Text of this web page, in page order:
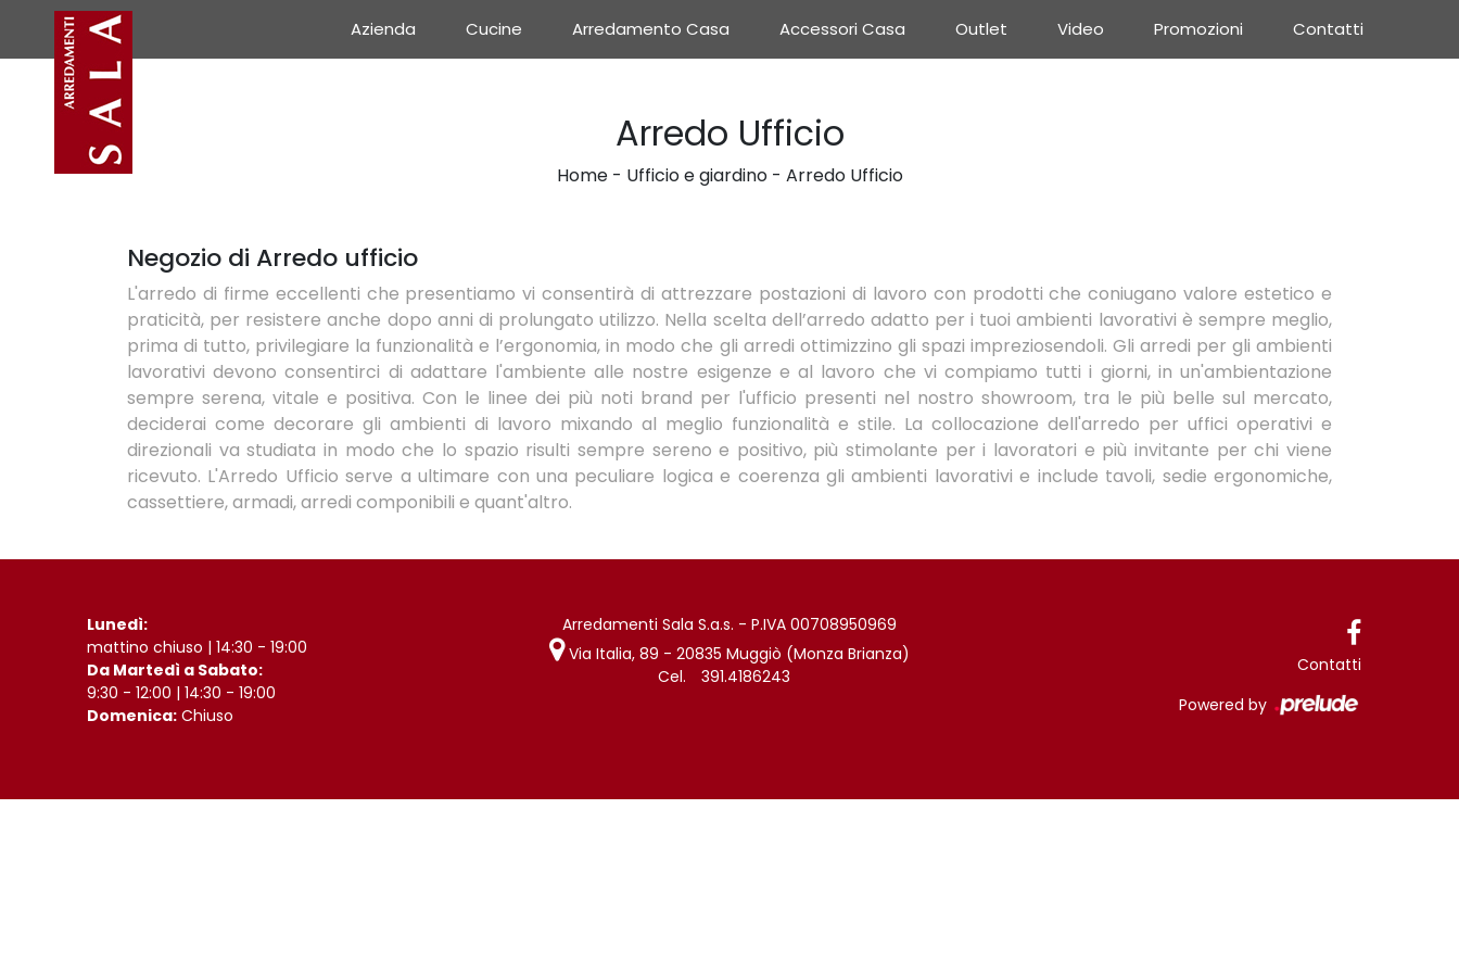
Azienda Cucine Arredamento Casa Accessori Casa Outlet Video Promozioni Contatti
Arredo Ufficio
Home- Ufficio e giardino - Arredo Ufficio
Negozio di Arredo ufficio
L'arredo di firme eccellenti che presentiamo vi consentirà di attrezzare postazioni di lavoro con prodotti che coniugano valore estetico e
praticità, per resistere anche dopo anni di prolungato utilizzo. Nella scelta dell’arredo adatto per i tuoi ambienti lavorativi è sempre meglio,
prima di tutto, privilegiare la funzionalità e l’ergonomia, in modo che gli arredi ottimizzino gli spazi impreziosendoli. Gli arredi per gli ambienti
lavorativi devono consentirci di adattare l'ambiente alle nostre esigenze e al lavoro che vi compiamo tutti i giorni, in un'ambientazione
sempre serena, vitale e positiva. Con le linee dei più noti brand per l'ufficio presenti nel nostro showroom, tra le più belle sul mercato,
deciderai come decorare gli ambienti di lavoro mixando al meglio funzionalità e stile. La collocazione dell'arredo per uffici operativi e
direzionali va studiata in modo che lo spazio risulti sempre sereno e positivo, più stimolante per i lavoratori e più invitante per chi viene
ricevuto. L'Arredo Ufficio serve a ultimare con una peculiare logica e coerenza gli ambienti lavorativi e include tavoli, sedie ergonomiche,
cassettiere, armadi, arredi componibili e quant'altro.
Lunedì:
mattino chiuso | 14:30 - 19:00
Da Martedì a Sabato:
9:30 - 12:00 | 14:30 - 19:00
Domenica: Chiuso
Arredamenti Sala S.a.s. - P.IVA 00708950969
Via Italia, 89 - 20835 Muggiò (Monza Brianza)
Cel.
391.4186243
Contatti
Powered by